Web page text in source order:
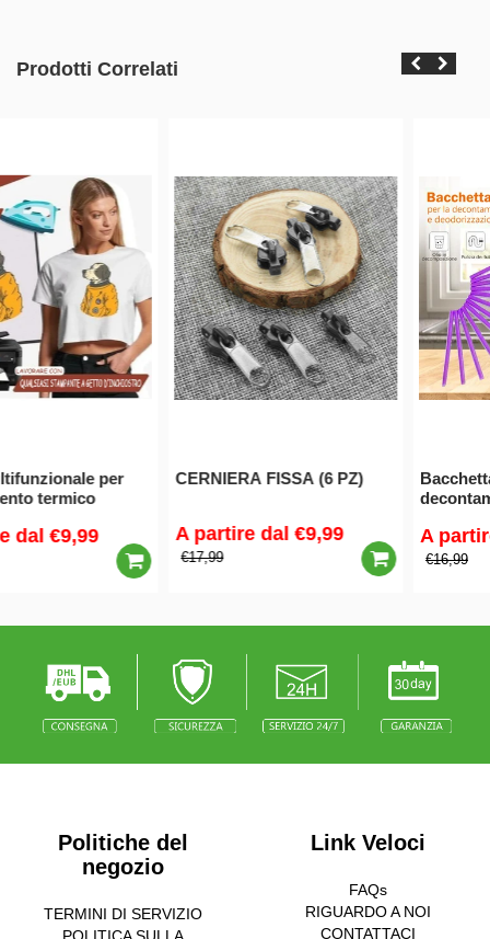
Prodotti Correlati
CERNIERA FISSA (6 PZ)
A partire dal €9,99
Bacchetta magica per
decontaminazione e
A partire dal €9,99
Politiche del
negozio
TERMINI DI SERVIZIO
Link Veloci
FAQs
RIGUARDO A NOI
CONTATTACI